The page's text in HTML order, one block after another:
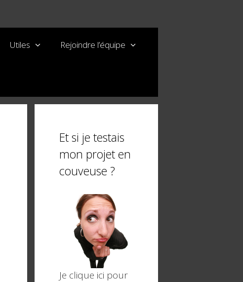
Utiles Rejoindre l’équipe
Et si je testais
mon projet en
couveuse ?
Je clique ici pour